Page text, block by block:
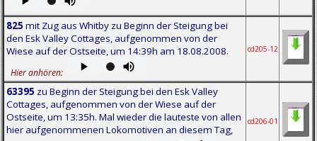
825 mit Zug aus Whitby zu Beginn der Steigung bei
den Esk Valley Cottages, aufgenommen von der
Wiese auf der Ostseite, um 14:39h am 18.08.2008.
Hier anhören:
cd205-12
63395 zu Beginn der Steigung bei den Esk Valley
Cottages, aufgenommen von der Wiese auf der
Ostseite, um 13:35h. Mal wieder die lauteste von allen
hier aufgenommenen Lokomotiven an diesem Tag,
cd206-01